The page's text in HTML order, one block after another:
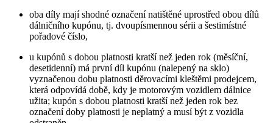
oba díly mají shodné označení natištěné uprostřed obou dílů
dálničního kupónu, tj. dvoupísmennou sérii a šestimístné
pořadové číslo,
u kupónů s dobou platnosti kratší než jeden rok (měsíční,
desetidenní) má první díl kupónu (nalepený na sklo)
vyznačenou dobu platnosti děrovacími kleštěmi prodejcem,
která odpovídá době, kdy je motorovým vozidlem dálnice
užita; kupón s dobou platnosti kratší než jeden rok bez
označení doby platnosti je neplatný a musí být z vozidla